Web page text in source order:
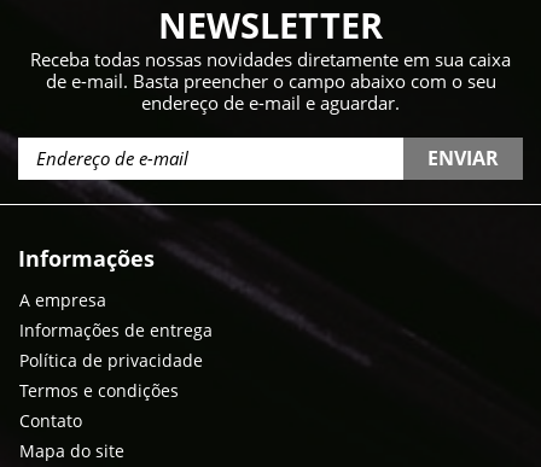
NEWSLETTER
Receba todas nossas novidades diretamente em sua caixa
de e-mail. Basta preencher o campo abaixo com o seu
endereço de e-mail e aguardar.
ENVIAR
Informações
A empresa
Informações de entrega
Política de privacidade
Termos e condições
Contato
Mapa do site